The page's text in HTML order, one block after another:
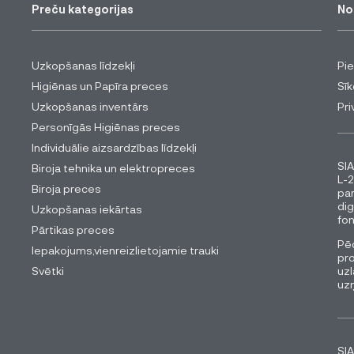
Preču kategorijas
Uzkopšanas līdzekļi
Higiēnas un Papīra preces
Uzkopšanas inventārs
Personīgās Higiēnas preces
Individuālie aizsardzības līdzekļi
Biroja tehnika un elektropreces
Biroja preces
Uzkopšanas iekārtas
Pārtikas preces
Iepakojums,vienreizlietojamie trauki
Svētki
L-